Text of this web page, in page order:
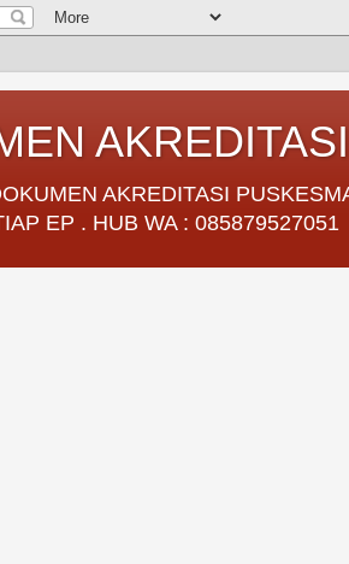
AKREDITASI
EP . HUB WA : 085879527051